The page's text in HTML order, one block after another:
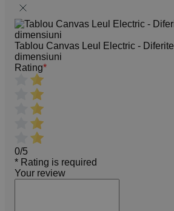
Tablou Canvas Leul Electric - Diferite
dimensiuni
Rating*
0/5
* Rating is required
Your review